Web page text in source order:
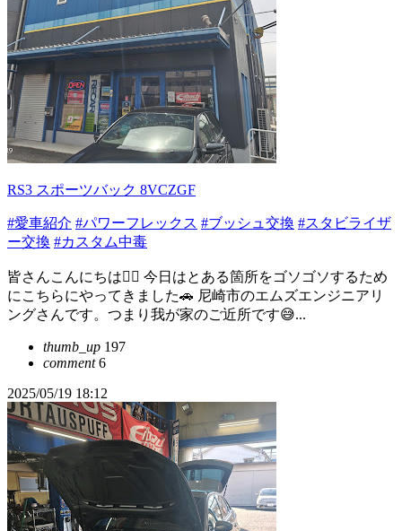
RS3 スポーツバック 8VCZGF
#愛車紹介 #パワーフレックス #ブッシュ交換 #スタビライザ
ー交換 #カスタム中毒
皆さんこんにちは🙇‍♂️ 今日はとある箇所をゴソゴソするため
にこちらにやってきました🚗 尼崎市のエムズエンジニアリ
ングさんです。つまり我が家のご近所です😅...
thumb_up 197
comment6
2025/05/19 18:12